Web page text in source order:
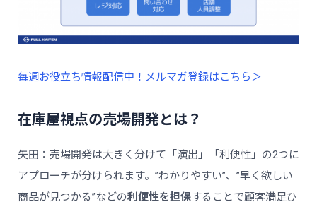
毎週お役立ち情報配信中！メルマガ登録はこちら＞
在庫屋視点の売場開発とは？
矢田：売場開発は大きく分けて「演出」「利便性」の2つに
アプローチが分けられます。”わかりやすい”、”早く欲しい
商品が見つかる”などの利便性を担保することで顧客満足ひ